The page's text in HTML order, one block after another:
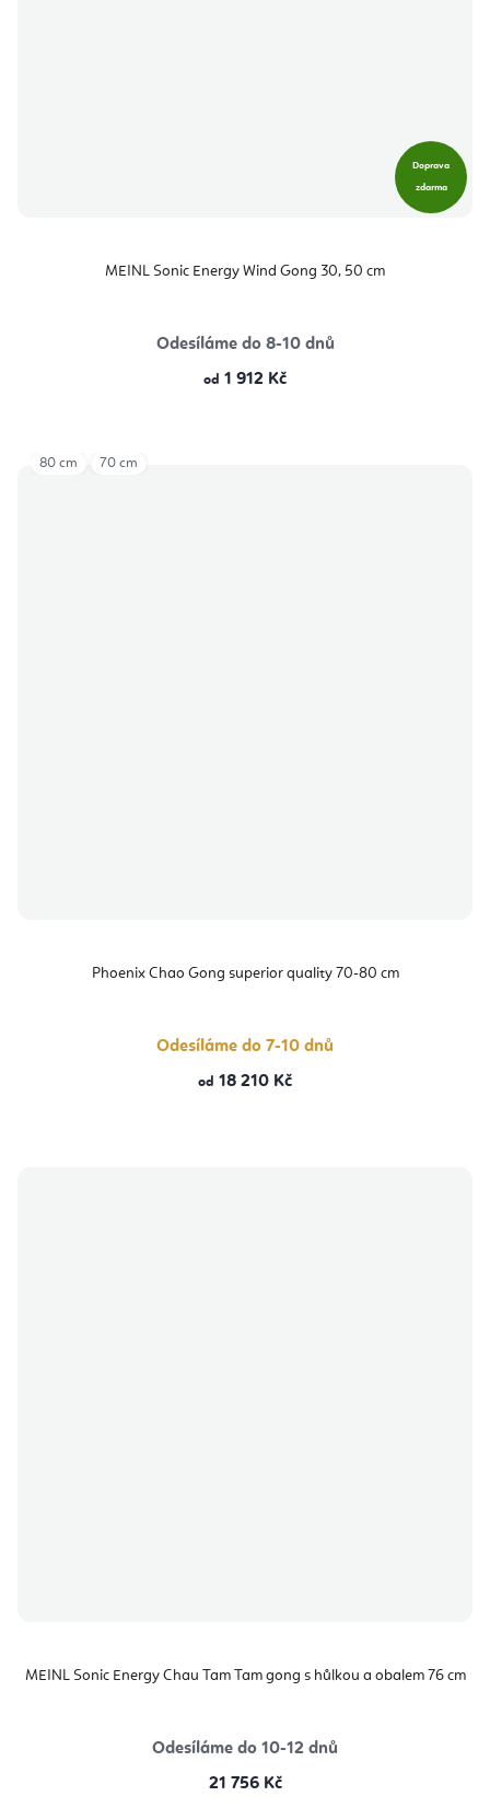
Doprava
zdarma
MEINL Sonic Energy Wind Gong 30, 50 cm
Odesíláme do 8-10 dnů
od 1 912 Kč
Phoenix Chao Gong superior quality 70-80 cm
Odesíláme do 7-10 dnů
od 18 210 Kč
80 cm 70 cm
MEINL Sonic Energy Chau Tam Tam gong s hůlkou a obalem 76 cm
Odesíláme do 10-12 dnů
21 756 Kč